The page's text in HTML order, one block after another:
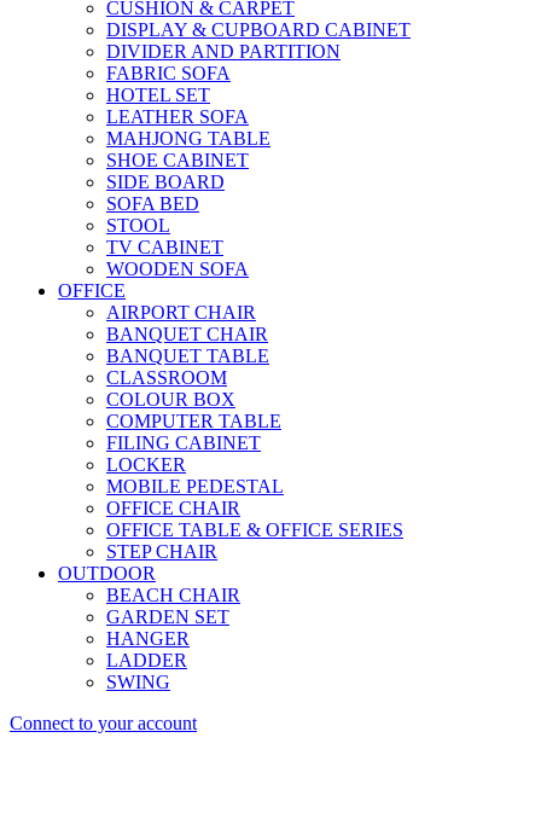
CUSHION & CARPET
DISPLAY & CUPBOARD CABINET
DIVIDER AND PARTITION
FABRIC SOFA
HOTEL SET
LEATHER SOFA
MAHJONG TABLE
SHOE CABINET
SIDE BOARD
SOFA BED
STOOL
TV CABINET
WOODEN SOFA
OFFICE
AIRPORT CHAIR
BANQUET CHAIR
BANQUET TABLE
CLASSROOM
COLOUR BOX
COMPUTER TABLE
FILING CABINET
LOCKER
MOBILE PEDESTAL
OFFICE CHAIR
OFFICE TABLE & OFFICE SERIES
STEP CHAIR
OUTDOOR
BEACH CHAIR
GARDEN SET
HANGER
LADDER
SWING
Connect to your account